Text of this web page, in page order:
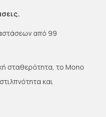
από 99
σταθερότητα, το Mono
και